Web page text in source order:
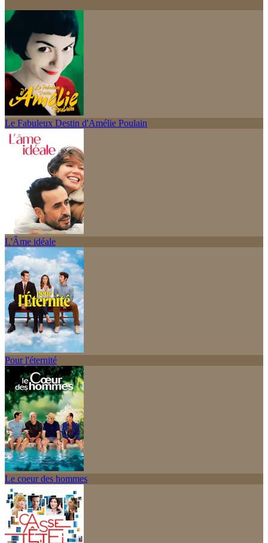
Le Fabuleux Destin d'Amélie Poulain
L'Âme idéale
Pour l'éternité
Le coeur des hommes